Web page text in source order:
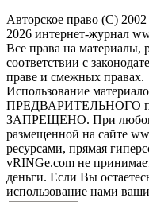
Авторское право (С)
2026 интернет-журнал
Все права на материалы,
соответствии с
праве и смежных правах.
Использование
ПРЕДВАРИТЕЛЬНОГО
ЗАПРЕЩЕНО. При любом
размещенной на сайте
ресурсами, прямая
vRINGe.com не
деньги. Если Вы
использование нами